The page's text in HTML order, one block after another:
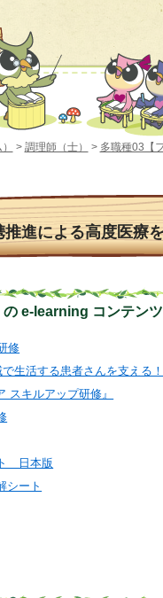
> 調理師（士） > 多職種03【
進による高度医療
e-learning コンテンツ
修
生活する患者さんを支える
スキルアップ研修』
日本版
シート